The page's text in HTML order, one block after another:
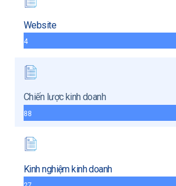
Website
4
Chiến lược kinh doanh
88
Kinh nghiệm kinh doanh